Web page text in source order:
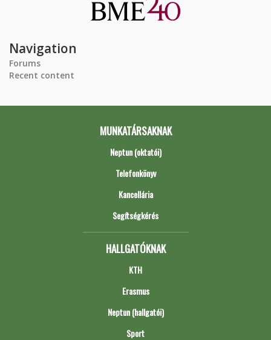
Navigation
Forums
Recent content
MUNKATÁRSAKNAK
Neptun (oktatói)
Telefonkönyv
Kancellária
Segítségkérés
HALLGATÓKNAK
KTH
Erasmus
Neptun (hallgatói)
Sport